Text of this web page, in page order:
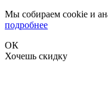
Мы собираем cookie и
подробнее
ОК
Хочешь скидку